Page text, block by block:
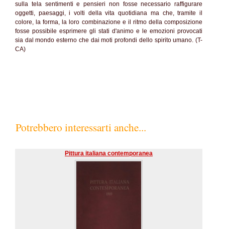
sulla tela sentimenti e pensieri non fosse necessario raffigurare
oggetti, paesaggi, i volti della vita quotidiana ma che, tramite il
colore, la forma, la loro combinazione e il ritmo della composizione
fosse possibile esprimere gli stati d'animo e le emozioni provocati
sia dal mondo esterno che dai moti profondi dello spirito umano. (T-
CA)
Potrebbero interessarti anche...
Pittura italiana contemporanea